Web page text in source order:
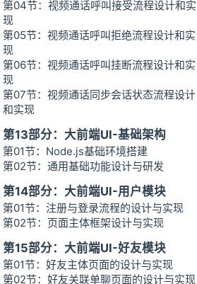
第04节：视频通话呼叫接受流程设计和实
现
第05节：视频通话呼叫拒绝流程设计和实
现
第06节：视频通话呼叫挂断流程设计和实
现
第07节：视频通话同步会话状态流程设计
和实现
第13部分：大前端UI-基础架构
第01节：Node.js基础环境搭建
第02节：通用基础功能设计与研发
第14部分：大前端UI-用户模块
第01节：注册与登录流程的设计与实现
第02节：页面主体框架设计与实现
第15部分：大前端UI-好友模块
第01节：好友主体页面的设计与实现
第02节：好友关联单聊页面的设计与实现